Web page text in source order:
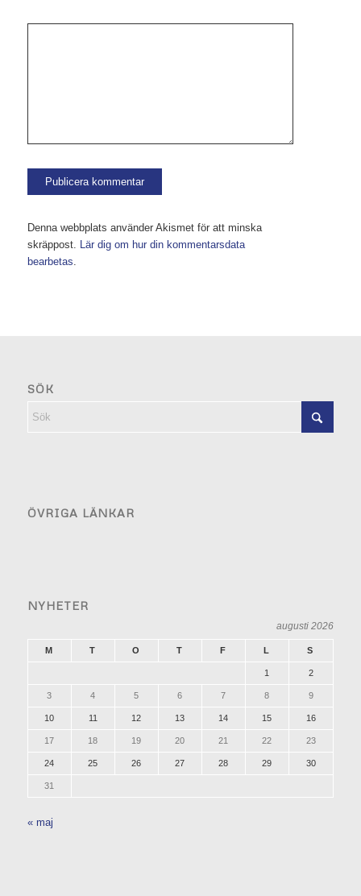
Denna webbplats använder Akismet för att minska
skräppost. Lär dig om hur din kommentarsdata
bearbetas.
SÖK
ÖVRIGA LÄNKAR
NYHETER
augusti 2026
M T O T F L S
1 2
3 4 5 6 7 8 9
10 11 12 13 14 15 16
17 18 19 20 21 22 23
24 25 26 27 28 29 30
31
« maj